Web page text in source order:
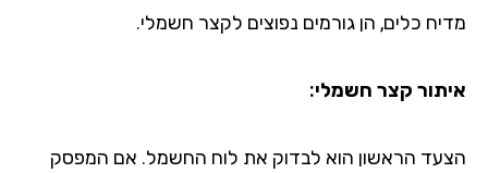
כלים, הן גורמים נפוצים לקצר חשמלי.
קצר חשמלי:
הראשון הוא לבדוק את לוח החשמל. אם המפסק